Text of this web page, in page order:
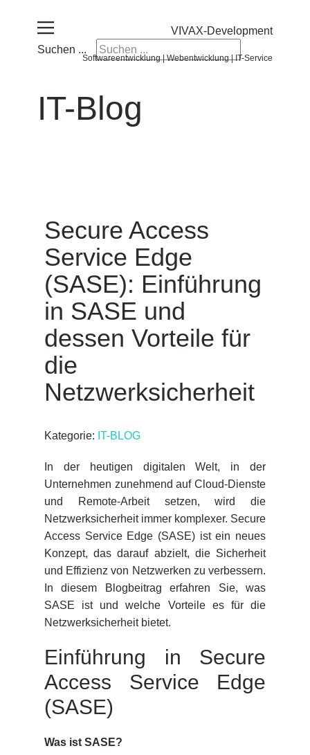
Suchen ...
VIVAX-Development
Softwareentwicklung | Webentwicklung | IT-Service
IT-Blog
Secure Access
Service Edge
(SASE): Einführung
in SASE und
dessen Vorteile für
die
Netzwerksicherheit
Kategorie: IT-BLOG
In der heutigen digitalen Welt, in der
Unternehmen zunehmend auf Cloud-Dienste
und Remote-Arbeit setzen, wird die
Netzwerksicherheit immer komplexer. Secure
Access Service Edge (SASE) ist ein neues
Konzept, das darauf abzielt, die Sicherheit
und Effizienz von Netzwerken zu verbessern.
In diesem Blogbeitrag erfahren Sie, was
SASE ist und welche Vorteile es für die
Netzwerksicherheit bietet.
Einführung in Secure
Access Service Edge
(SASE)
Was ist SASE?